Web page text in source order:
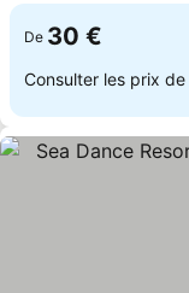
De 30 €
Consulter les prix de